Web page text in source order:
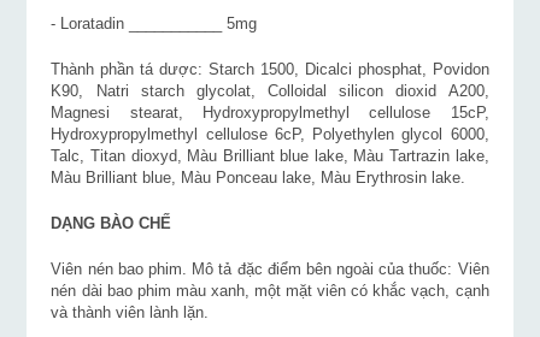
- Loratadin ___________ 5mg
Thành phần tá dược: Starch 1500, Dicalci phosphat, Povidon
K90, Natri starch glycolat, Colloidal silicon dioxid A200,
Magnesi stearat, Hydroxypropylmethyl cellulose 15cP,
Hydroxypropylmethyl cellulose 6cP, Polyethylen glycol 6000,
Talc, Titan dioxyd, Màu Brilliant blue lake, Màu Tartrazin lake,
Màu Brilliant blue, Màu Ponceau lake, Màu Erythrosin lake.
DẠNG BÀO CHẾ
Viên nén bao phim. Mô tả đặc điểm bên ngoài của thuốc: Viên
nén dài bao phim màu xanh, một mặt viên có khắc vạch, cạnh
và thành viên lành lặn.